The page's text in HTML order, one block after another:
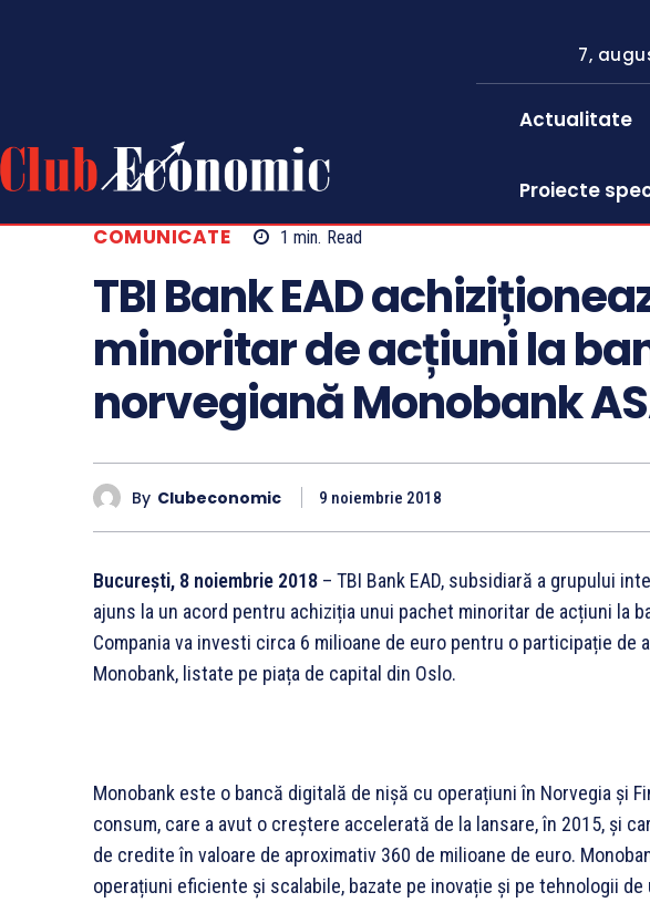
7,
Actualitate
Proiecte
COMUNICATE
1 min. Read
TBI Bank EAD
minoritar de acțiuni la
norvegiană Monobank
By Clubeconomic 9 noiembrie 2018
București, 8 noiembrie 2018 – TBI Bank EAD, subsidiară a grupului
ajuns la un acord pentru achiziția unui pachet minoritar de acțiuni la
Compania va investi circa 6 milioane de euro pentru o participație de
Monobank, listate pe piața de capital din Oslo.
Monobank este o bancă digitală de nișă cu operațiuni în Norvegia și
consum, care a avut o creștere accelerată de la lansare, în 2015, și
de credite în valoare de aproximativ 360 de milioane de euro.
operațiuni eficiente și scalabile, bazate pe inovație și pe tehnologii de